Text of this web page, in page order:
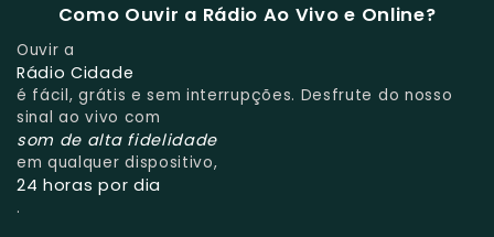
Como Ouvir a Rádio Ao Vivo e Online?
Ouvir a
Rádio Cidade
é fácil, grátis e sem interrupções. Desfrute do nosso
sinal ao vivo com
som de alta fidelidade
em qualquer dispositivo,
24 horas por dia
.